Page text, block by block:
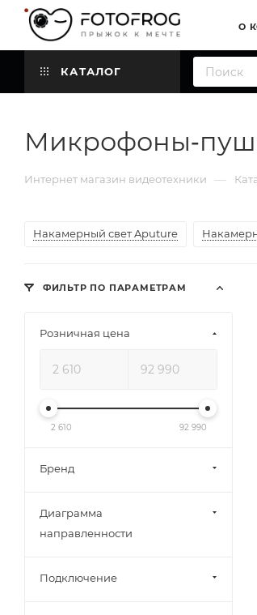
О
КАТАЛОГ
Интернет магазин видеотехники —
Накамерный свет Aputure
ФИЛЬТР ПО ПАРАМЕТРАМ
Розничная цена
2 610 92 990
Бренд
Диаграмма
направленности
Подключение